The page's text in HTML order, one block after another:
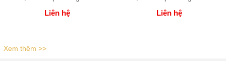
Liên hệ Liên hệ
Xem thêm >>